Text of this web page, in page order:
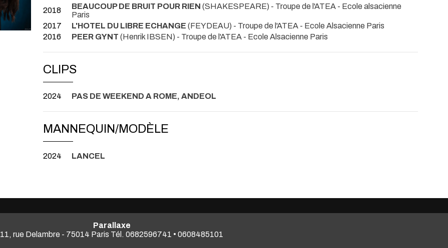
2018
BEAUCOUP DE BRUIT POUR RIEN (SHAKESPEARE) - Troupe de l'ATEA - Ecole alsacienne
Paris
2017
L'HOTEL DU LIBRE ECHANGE (FEYDEAU) - Troupe de l'ATEA - Ecole Alsacienne Paris
2016
PEER GYNT (Henrik IBSEN) - Troupe de l'ATEA - Ecole Alsacienne Paris
CLIPS
2024 PAS DE WEEKEND A ROME, ANDEOL
MANNEQUIN/MODÈLE
2024 LANCEL
Parallaxe
11, rue Delambre - 75014 Paris Tél. 0682596741 • 0608485101